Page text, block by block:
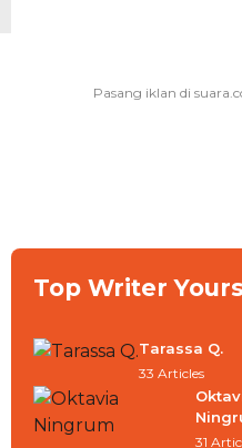
Top Writer
Tarassa Q.
33 Articles
31